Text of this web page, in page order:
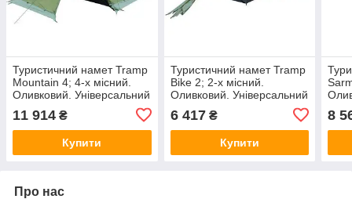
Туристичний намет Tramp
Mountain 4; 4-х місний.
Оливковий. Універсальний
UTRT-024.
11 914 ₴
Купити
Туристичний намет Tramp
Bike 2; 2-х місний.
Оливковий. Універсальний
UTRT-020.
6 417₴
Купити
8
Про нас